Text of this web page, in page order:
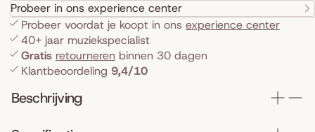
Probeer in ons experience center
Probeer voordat je koopt in ons experience center
40+ jaar muziekspecialist
Gratis retournerenbinnen 30 dagen
Klantbeoordeling 9,4/10
Beschrijving